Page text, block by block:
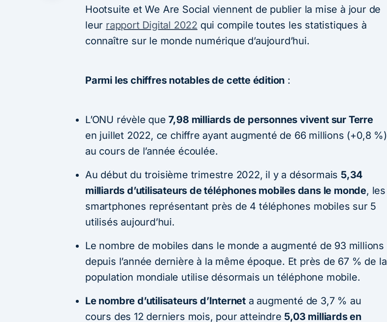
Hootsuite et We Are Social viennent de publier la mise à jour de
leur rapport Digital 2022 qui compile toutes les statistiques à
connaître sur le monde numérique d’aujourd’hui.
Parmi les chiffres notables de cette édition :
L’ONU révèle que 7,98 milliards de personnes vivent sur Terre
en juillet 2022, ce chiffre ayant augmenté de 66 millions (+0,8 %)
au cours de l’année écoulée.
Au début du troisième trimestre 2022, il y a désormais 5,34
milliards d’utilisateurs de téléphones mobiles dans le monde, les
smartphones représentant près de 4 téléphones mobiles sur 5
utilisés aujourd’hui.
Le nombre de mobiles dans le monde a augmenté de 93 millions
depuis l’année dernière à la même époque. Et près de 67 % de la
population mondiale utilise désormais un téléphone mobile.
Le nombre d’utilisateurs d’Internet a augmenté de 3,7 % au
cours des 12 derniers mois, pour atteindre 5,03 milliards en